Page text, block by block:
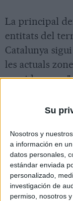
Su
Nosotros y
a información en
datos personales,
estándar enviada
personalizado,
investigación de
permiso, nosotros
La principal
entitats del
Catalunya
les actuals
considerar-se
han pres
Irlanda. La
Purins,
una mesura
primers en
proposar el
organisme ho